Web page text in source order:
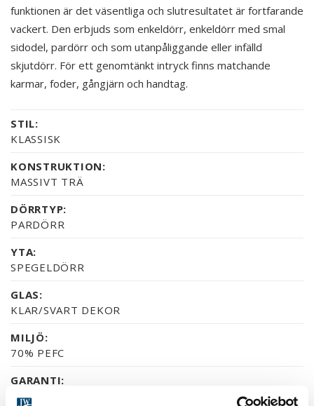
funktionen är det väsentliga och slutresultatet är fortfarande
vackert. Den erbjuds som enkeldörr, enkeldörr med smal
sidodel, pardörr och som utanpåliggande eller infälld
skjutdörr. För ett genomtänkt intryck finns matchande
karmar, foder, gångjärn och handtag.
STIL:
KLASSISK
KONSTRUKTION:
MASSIVT TRÄ
DÖRRTYP:
PARDÖRR
YTA:
SPEGELDÖRR
GLAS:
KLAR/SVART DEKOR
MILJÖ:
70% PEFC
GARANTI:
5 ÅRS PRODUKTGARANTI